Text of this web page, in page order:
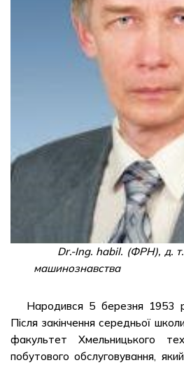
Dr.-Ing. habil. (ФРН), д.
машинознавства
Народився 5 березня 1953
Після закінчення середньої
факультет Хмельницького
побутового обслуговування,